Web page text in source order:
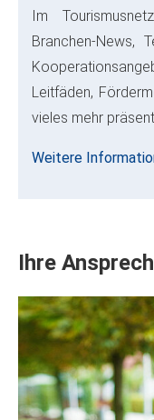
Im
Branchen-News,
Leitfäden,
vieles mehr
Weitere
Ihre